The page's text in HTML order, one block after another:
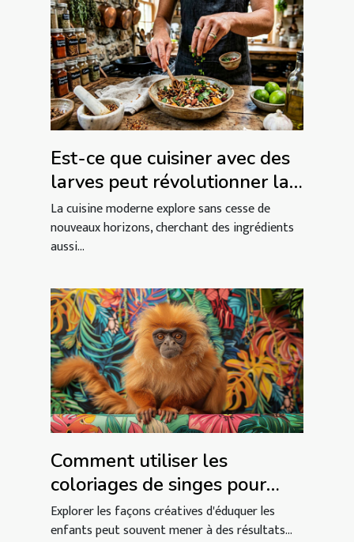
Est-ce que cuisiner avec des
larves peut révolutionner la
gastronomie ?
La cuisine moderne explore sans cesse de
nouveaux horizons, cherchant des ingrédients
aussi...
Comment utiliser les
coloriages de singes pour
éduquer les enfants
Explorer les façons créatives d'éduquer les
enfants peut souvent mener à des résultats...